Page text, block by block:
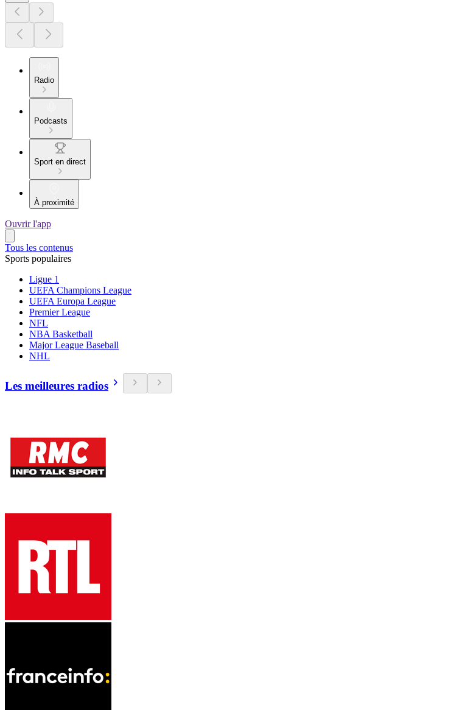
Radio
Podcasts
Sport en direct
À proximité
Ouvrir l'app
Tous les contenus
Sports populaires
Ligue 1
UEFA Champions League
UEFA Europa League
Premier League
NFL
NBA Basketball
Major League Baseball
NHL
Les meilleures radios